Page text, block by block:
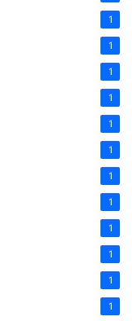
1
1
1
1
1
1
1
1
1
1
1
1